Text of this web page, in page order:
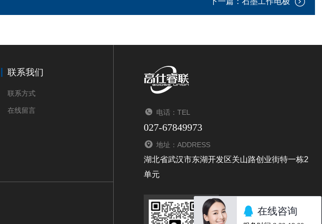
联系我们
联系方式
在线留言 电话：TEL
027-67849973
地址：ADDRESS
湖北省武汉市东湖开发区关山路创业街特一栋2
单元